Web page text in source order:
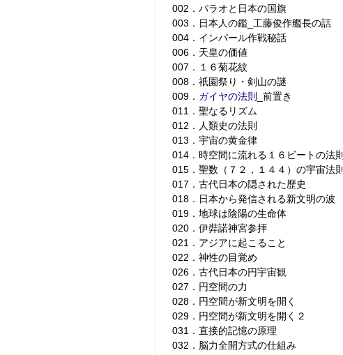
002．パラオと日本の国旗
003．日本人の鑑_工藤俊作艦長の話
004．インパール作戦秘話
006．天皇の価値
007．１６菊花紋
008．祇園祭り・剣山の謎
009． ガイヤの法則
_前置き
011．聖なるリズム
012．人類史の法則
013．宇宙の黄金律
014．時空間に流れる１６ビートの法則
015．聖数（７２，１４４）の宇宙法則
017．古代日本の隠された歴史
018．日本から発信される新文明の波
019．地球は陰陽の生命体
020．伊弉諾神宮参拝
021．アジアに起こること
022．神性の目覚め
026．古代日本の円宇宙観
027．円空間の力
028．円空間が新文明を開く
029．円空間が新文明を開く２
031．直接的記憶の原理
032．脳力全開方式の仕組み